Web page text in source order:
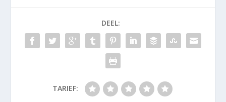
DEEL:
TARIEF: